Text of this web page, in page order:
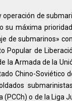
de
máxima
de submarinos»
Popular de
la Armada de la
Chino-Soviético
o de la Liga